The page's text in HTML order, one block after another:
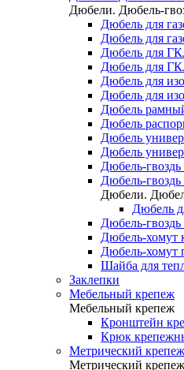
Дюбели. Дюбель-
Дюбель для
Дюбель для
Дюбель для
Дюбель для
Дюбель для
Дюбель для
Дюбель
Дюбель
Дюбель
Дюбель
Дюбель-гвоздь
Дюбель-
Дюбели.
Дюбель
Дюбель-гвоздь
Дюбель-хомут
Дюбель-хомут
Шайба для
Заклепки
Мебельный крепеж
Мебельный крепеж
Кронштейн
Крюк
Метрический крепеж
Метрический крепеж